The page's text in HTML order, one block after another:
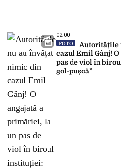
02:00
FOTO
Autoritățile
cazul Emil Gânj!
pas de viol în
gol-pușcă”